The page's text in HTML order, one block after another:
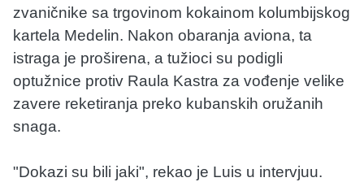
zvaničnike sa trgovinom kokainom kolumbijskog
kartela Medelin. Nakon obaranja aviona, ta
istraga je proširena, a tužioci su podigli
optužnice protiv Raula Kastra za vođenje velike
zavere reketiranja preko kubanskih oružanih
snaga.
"Dokazi su bili jaki", rekao je Luis u intervjuu.